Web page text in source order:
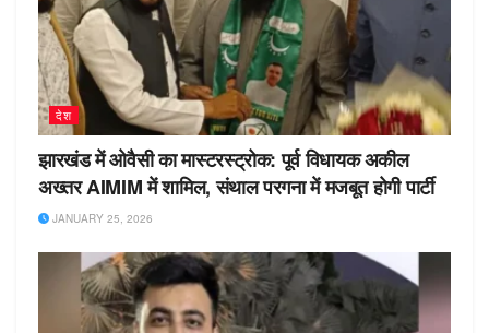
देश
झारखंड में ओवैसी का मास्टरस्ट्रोक: पूर्व विधायक अकील
अख्तर AIMIM में शामिल, संथाल परगना में मजबूत होगी पार्टी
JANUARY 25, 2026